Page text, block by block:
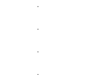
.
.
.
.